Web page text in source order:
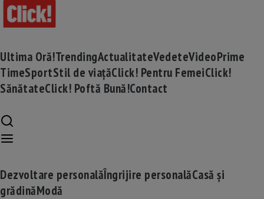
Ultima Oră!TrendingActualitateVedeteVideoPrime
TimeSportStil de viațăClick! Pentru FemeiClick!
SănătateClick! Poftă Bună!Contact
Dezvoltare personalăÎngrijire personalăCasă și
grădinăModă